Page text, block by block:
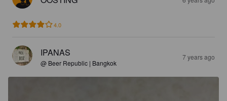
4.0
IPANAS
@ Beer Republic | Bangkok
7 years ago